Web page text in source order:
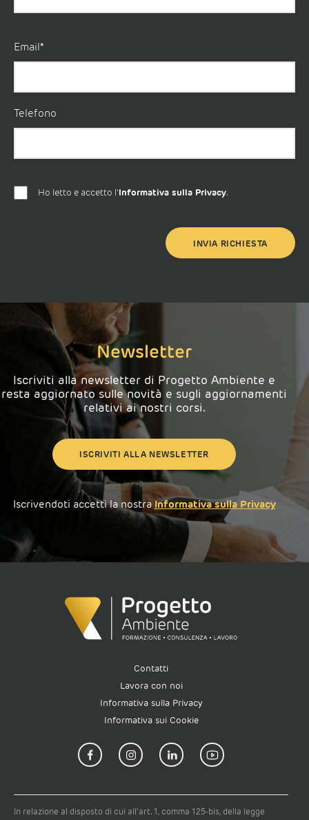
Email*
Telefono
Ho letto e accetto l'Informativa sulla Privacy.
Newsletter
Iscriviti alla newsletter di Progetto Ambiente e
resta aggiornato sulle novità e sugli aggiornamenti
relativi ai nostri corsi.
ISCRIVITI ALLA NEWSLETTER
Iscrivendoti accetti la nostra Informativa sulla Privacy
Contatti
Lavora con noi
Informativa sulla Privacy
Informativa sui Cookie
In relazione al disposto di cui all'art. 1, comma 125-bis, della legge